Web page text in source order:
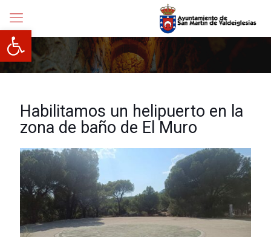
Abrir barra de herramientas
Habilitamos un helipuerto en la
zona de baño de El Muro